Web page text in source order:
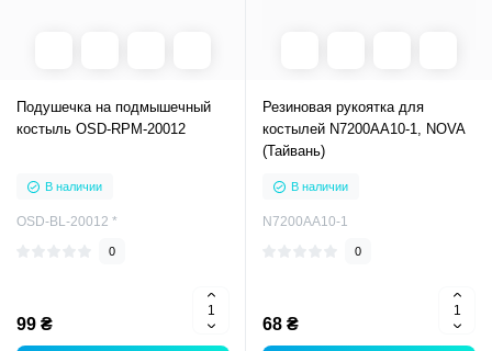
Подушечка на подмышечный
костыль OSD-RPM-20012
В наличии
OSD-BL-20012 *
0
99 ₴
Резиновая рукоятка для
костылей N7200AA10-1, NOVA
(Тайвань)
В наличии
N7200AA10-1
0
68 ₴